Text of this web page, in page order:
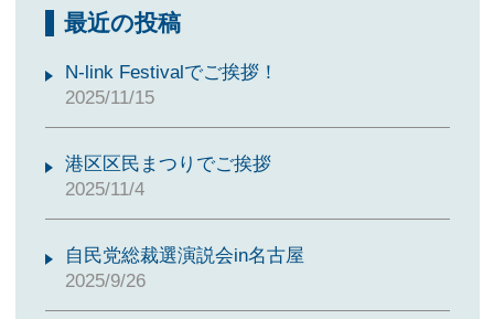
最近の投稿
N-link Festivalでご挨拶！
2025/11/15
港区区民まつりでご挨拶
2025/11/4
自民党総裁選演説会in名古屋
2025/9/26